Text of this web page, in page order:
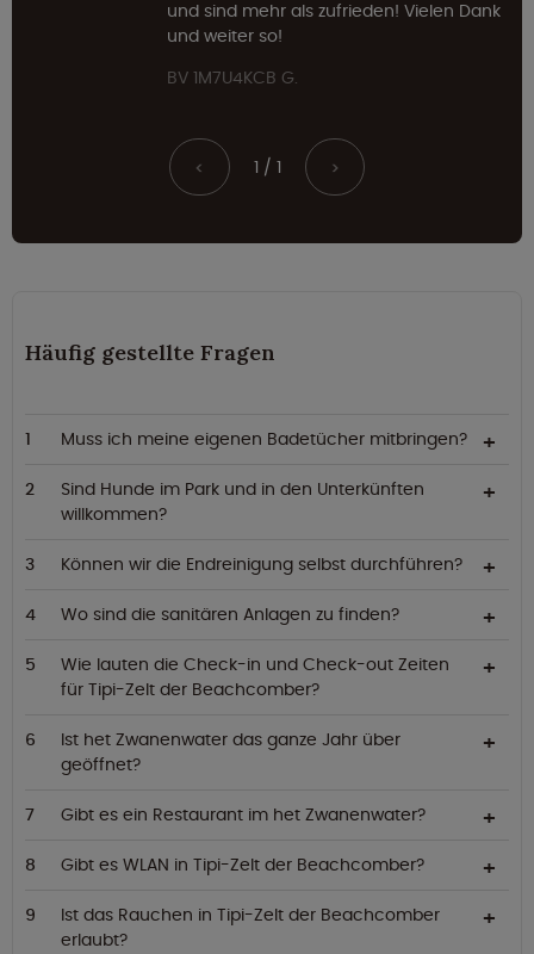
und sind mehr als zufrieden! Vielen Dank
und weiter so!
BV 1M7U4KCB G.
< 1 / 1 >
Häufig gestellte Fragen
Muss ich meine eigenen Badetücher mitbringen?
Sind Hunde im Park und in den Unterkünften
willkommen?
Können wir die Endreinigung selbst durchführen?
Wo sind die sanitären Anlagen zu finden?
Wie lauten die Check-in und Check-out Zeiten
für Tipi-Zelt der Beachcomber?
Ist het Zwanenwater das ganze Jahr über
geöffnet?
Gibt es ein Restaurant im het Zwanenwater?
Gibt es WLAN in Tipi-Zelt der Beachcomber?
Ist das Rauchen in Tipi-Zelt der Beachcomber
erlaubt?